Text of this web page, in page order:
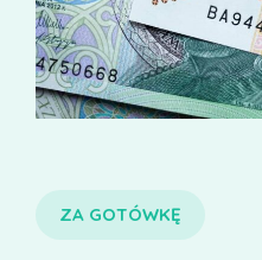
ZA GOTÓWKĘ